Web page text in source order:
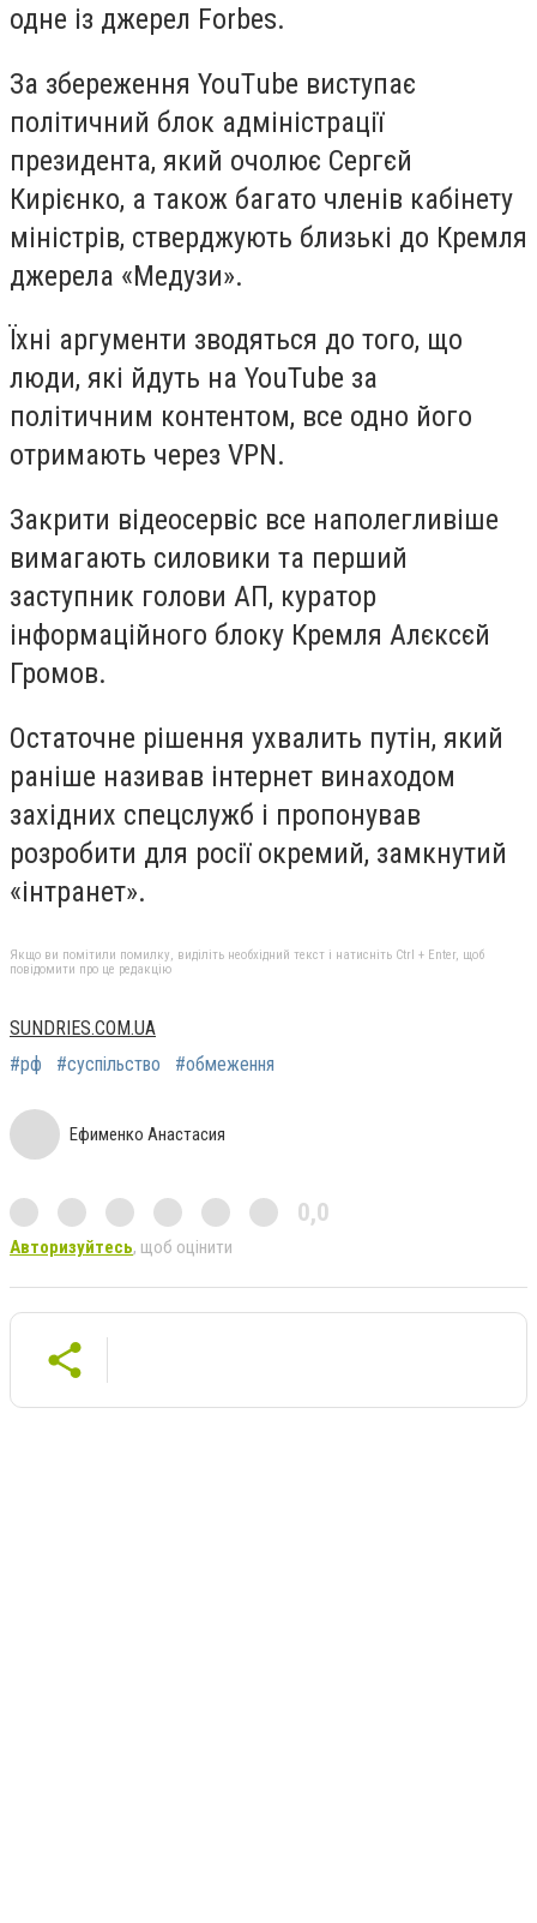
одне із джерел Forbes.
За збереження YouТube виступає
політичний блок адміністрації
президента, який очолює Сергєй
Кирієнко, а також багато членів кабінету
міністрів, стверджують близькі до Кремля
джерела «Медузи».
Їхні аргументи зводяться до того, що
люди, які йдуть на YouTube за
політичним контентом, все одно його
отримають через VPN.
Закрити відеосервіс все наполегливіше
вимагають силовики та перший
заступник голови АП, куратор
інформаційного блоку Кремля Алєксєй
Громов.
Остаточне рішення ухвалить путін, який
раніше називав інтернет винаходом
західних спецслужб і пропонував
розробити для росії окремий, замкнутий
«інтранет».
Якщо ви помітили помилку, виділіть необхідний текст і натисніть Ctrl + Enter, щоб
повідомити про це редакцію
SUNDRIES.COM.UA
#рф
#суспільство #обмеження
Ефименко Анастасия
0,0
Авторизуйтесь, щоб оцінити